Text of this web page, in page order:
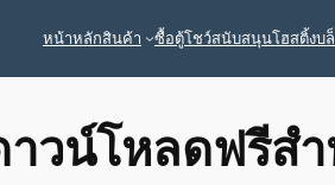
หน้าหลักสินค้า ซื้อตู้โชว์สนับสนุนโฮสติ้งบ
วน์โหลดฟรีส